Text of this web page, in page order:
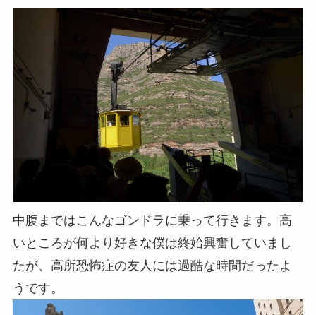
中腹まではこんなゴンドラに乗って行きます。高
いところが何より好きな僕は終始興奮していまし
たが、高所恐怖症の友人には過酷な時間だったよ
うです。